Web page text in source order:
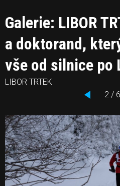
Galerie: LIBOR
a doktorand,
vše od silnice po
LIBOR TRTEK
2 / 6